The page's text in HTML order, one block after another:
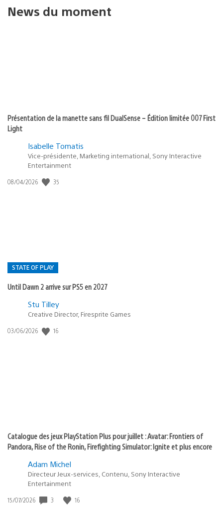
News du moment
Présentation de la manette sans fil DualSense – Édition limitée 007 First
Light
Isabelle Tomatis
Vice-présidente, Marketing international, Sony Interactive
Entertainment
Date
08/04/2026 35
STATE OF PLAY
Until Dawn 2 arrive sur PS5 en 2027
Postée
:
Stu Tilley
Creative Director, Firesprite Games
Date
03/06/2026 16
Catalogue des jeux PlayStation Plus pour juillet : Avatar: Frontiers of
Pandora, Rise of the Ronin, Firefighting Simulator: Ignite et plus encore
Adam Michel
Directeur Jeux-services, Contenu, Sony Interactive
Entertainment
Date
15/07/2026 3 16